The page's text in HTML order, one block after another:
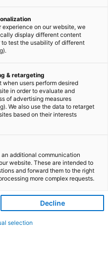
experience on our website, we
display different content
to test the usability of different
& retargeting
when users perform desired
in order to evaluate and
of advertising measures
We also use the data to retarget
based on their interests
an additional communication
website. These are intended to
and forward them to the right
more complex requests.
Decline
selection